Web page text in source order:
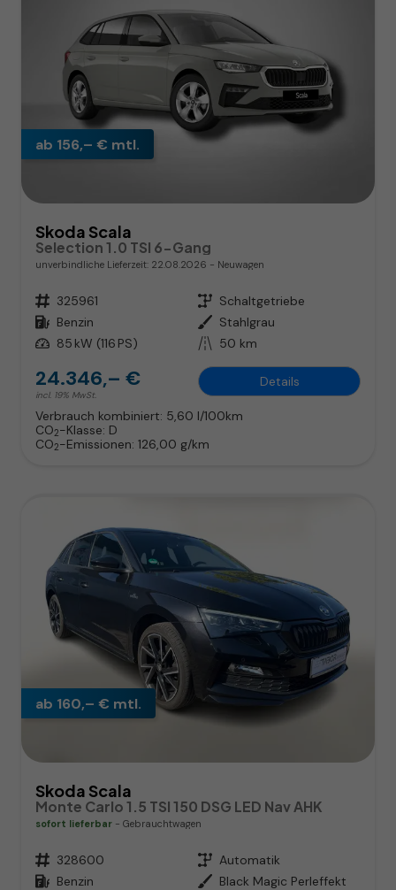
ab 156,– € mtl.
Skoda Scala
Selection 1.0 TSI 6-Gang
unverbindliche Lieferzeit: 22.08.2026 Neuwagen
Fahrzeugnr. 325961 Getriebe Schaltgetriebe
Kraftstoff Benzin Außenfarbe Stahlgrau
Leistung 85 kW (116 PS) Kilometerstand 50 km
24.346,– €
incl. 19% MwSt.
Details
Verbrauch kombiniert: 5,60 l/100km
CO2-Klasse: D
CO2-Emissionen: 126,00 g/km
ab 160,– € mtl.
Skoda Scala
Monte Carlo 1.5 TSI 150 DSG LED Nav AHK
sofort lieferbar Gebrauchtwagen
Fahrzeugnr. 328600 Getriebe Automatik
Kraftstoff Benzin Außenfarbe Black Magic Perleffekt